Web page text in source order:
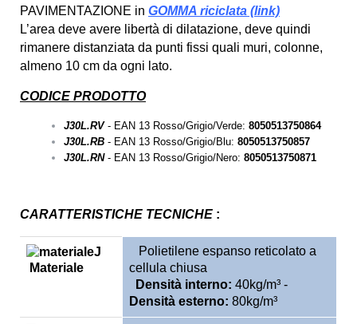
PAVIMENTAZIONE in GOMMA riciclata (link)
L’area deve avere libertà di dilatazione, deve quindi
rimanere distanziata da punti fissi quali muri, colonne,
almeno 10 cm da ogni lato.
CODICE PRODOTTO
J30L.RV- EAN 13 Rosso/Grigio/Verde: 8050513750864
J30L.RB - EAN 13 Rosso/Grigio/Blu: 8050513750857
J30L.RN- EAN 13 Rosso/Grigio/Nero: 8050513750871
CARATTERISTICHE TECNICHE :
Materiale
Polietilene espanso reticolato a
cellula chiusa
Densità interno: 40kg/m³ -
Densità esterno: 80kg/m³